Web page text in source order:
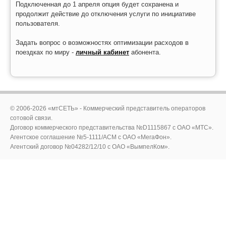
Подключенная до 1 апреля опция будет сохранена и
продолжит действие до отключения услуги по инициативе
пользователя.
Задать вопрос о возможностях оптимизации расходов в
поездках по миру - личный кабинет абонента.
© 2006-2026 «мтСЕТЬ» - Коммерческий представитель операторов
сотовой связи.
Договор коммерческого представительства №D1115867 c ОАО «МТС».
Агентское соглашение №5-1111/ACM c ОАО «МегаФон».
Агентский договор №04282/12/10 с ОАО «ВымпелКом».